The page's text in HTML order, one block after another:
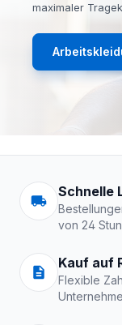
maximaler
Schnelle
von 24
Kauf auf
Flexible